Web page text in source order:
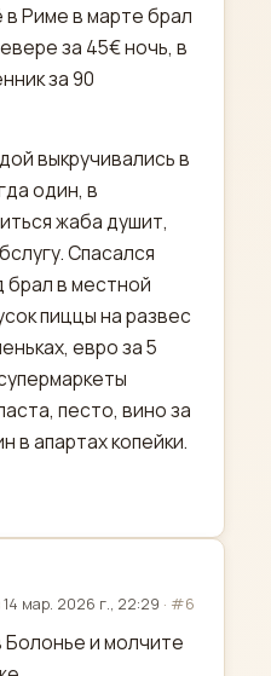
Риме в марте брал
за 45€ ночь, в
за 90
выкручивались в
один, в
жаба душит,
Спасался
брал в местной
пиццы на развес
евро за 5
песто, вино за
в апартах копейки.
14 мар. 2026 г., 22:29 · #6
Болонье и молчите